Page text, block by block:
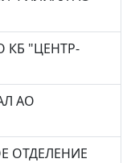
КБ "ЦЕНТР-
АО
ОТДЕЛЕНИЕ